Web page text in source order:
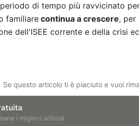
di tempo più ravvicinato
familiare continua a crescere, per
dell'ISEE corrente e della crisi
Se questo articolo ti è piaciuto e vuoi
i migliori articoli